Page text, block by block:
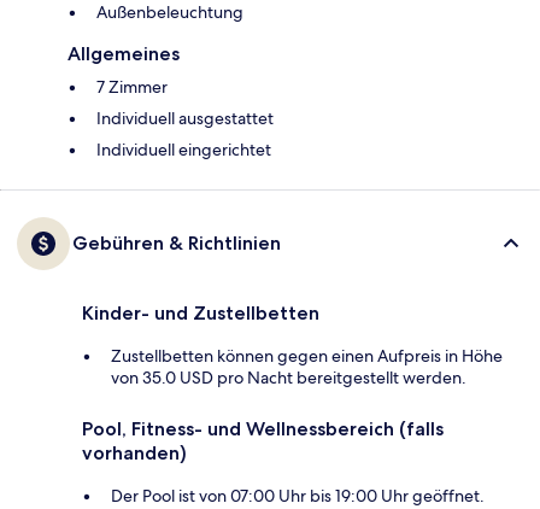
Außenbeleuchtung
Allgemeines
7 Zimmer
Individuell ausgestattet
Individuell eingerichtet
Gebühren & Richtlinien
Kinder- und Zustellbetten
Zustellbetten können gegen einen Aufpreis in Höhe
von 35.0 USD pro Nacht bereitgestellt werden.
Pool, Fitness- und Wellnessbereich (falls
vorhanden)
Der Pool ist von 07:00 Uhr bis 19:00 Uhr geöffnet.